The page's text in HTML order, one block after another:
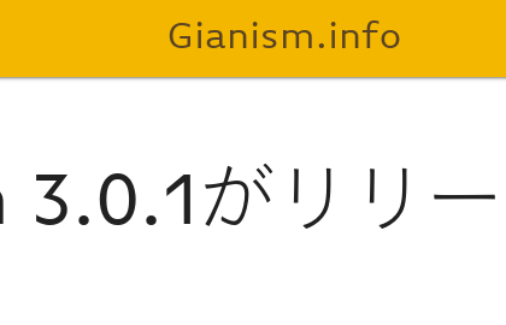
Gianism.info
がリリ